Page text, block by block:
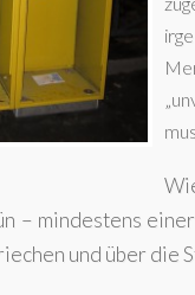
– mindestens
und über die